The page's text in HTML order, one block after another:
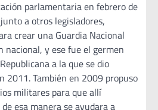
parlamentaria en febrero de
a otros legisladores,
crear una Guardia Nacional
y ese fue el germen
a la que se dio
2011. También en 2009 propuso
militares para que allí
esa manera se ayudara a